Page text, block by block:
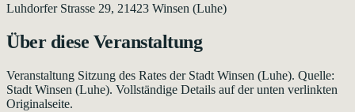
Luhdorfer Strasse 29, 21423 Winsen (Luhe)
Über diese Veranstaltung
Veranstaltung Sitzung des Rates der Stadt Winsen (Luhe). Quelle:
Stadt Winsen (Luhe). Vollständige Details auf der unten verlinkten
Originalseite.